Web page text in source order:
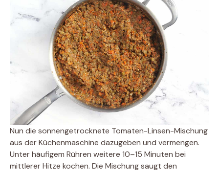
Nun die sonnengetrocknete Tomaten-Linsen-Mischung
aus der Küchenmaschine dazugeben und vermengen.
Unter häufigem Rühren weitere 10–15 Minuten bei
mittlerer Hitze kochen. Die Mischung saugt den